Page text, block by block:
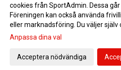
Föreningens gamla matchtröjor i Zambia
Gå till Webbversion
cookies från SportAdmin. Dessa
Föreningen kan också använda
eller marknadsföring. Du väljer själv
Anpassa dina val
Acceptera nödvändiga